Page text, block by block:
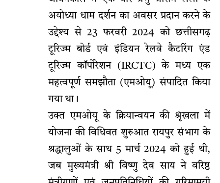
अयोध्या धाम दर्शन का अवसर प्रदान करने के
उद्देश्य से 23 फरवरी 2024 को छत्तीसगढ़
टूरिज्म बोर्ड एवं इंडियन रेलवे कैटरिंग एंड
टूरिज्म कॉर्पोरेशन (IRCTC) के मध्य एक
महत्वपूर्ण समझौता (एमओयू) संपादित किया
गया था।
उक्त एमओयू के क्रियान्वयन की श्रृंखला में
योजना की विधिवत शुरुआत रायपुर संभाग के
श्रद्धालुओं के साथ 5 मार्च 2024 को हुई थी,
जब मुख्यमंत्री श्री विष्णु देव साय ने वरिष्ठ